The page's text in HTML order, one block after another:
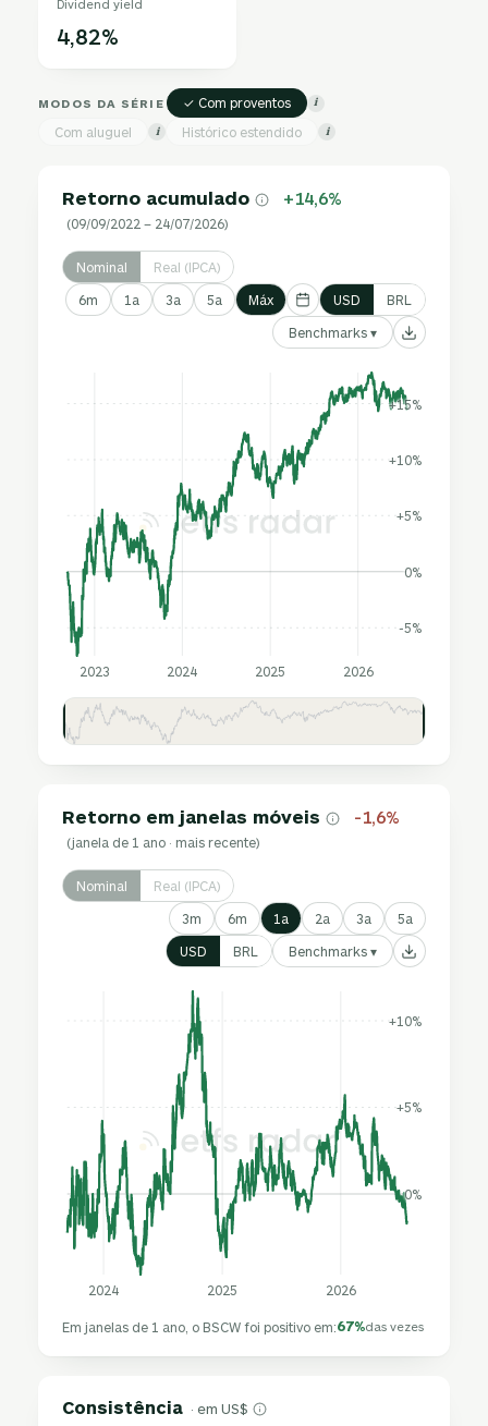
Dividend yield
4,82%
MODOS DA SÉRIE ✓ Com proventos i
Com aluguel i Histórico estendido i
Retorno acumulado +14,6%
(09/09/2022 – 24/07/2026)
Nominal Real (IPCA)
6m 1a 3a 5a Máx USD BRL
Benchmarks ▾
-5%
0%
+5%
+10%
+15%
2023 2024 2025 2026
Retorno em janelas móveis -1,6%
(janela de 1 ano · mais recente)
Nominal Real (IPCA)
3m 6m 1a 2a 3a 5a
USD BRL Benchmarks ▾
0%
+5%
+10%
2024 2025 2026
Em janelas de 1 ano, o BSCW foi positivo em:67%das vezes
Consistência · em US$